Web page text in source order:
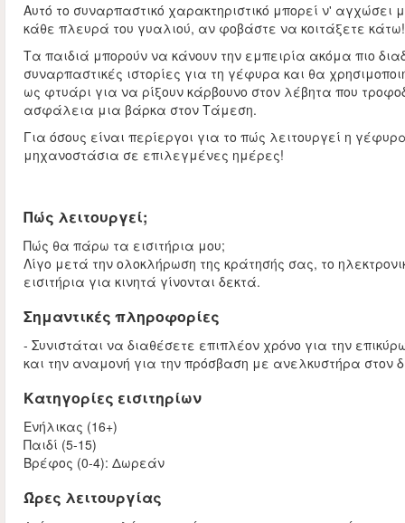
Αυτό το συναρπαστικό χαρακτηριστικό μπορεί ν'
κάθε πλευρά του γυαλιού, αν φοβάστε να κοιτάξετε κάτω!
Τα παιδιά μπορούν να κάνουν την εμπειρία ακόμα πιο
συναρπαστικές ιστορίες για τη γέφυρα και θα
ως φτυάρι για να ρίξουν κάρβουνο στον λέβητα που
ασφάλεια μια βάρκα στον Τάμεση.
Για όσους είναι περίεργοι για το πώς λειτουργεί η
μηχανοστάσια σε επιλεγμένες ημέρες!
Πώς λειτουργεί;
Πώς θα πάρω τα εισιτήρια μου;
Λίγο μετά την ολοκλήρωση της κράτησής σας, το
εισιτήρια για κινητά γίνονται δεκτά.
Σημαντικές πληροφορίες
- Συνιστάται να διαθέσετε επιπλέον χρόνο για την
και την αναμονή για την πρόσβαση με ανελκυστήρα στον
Κατηγορίες εισιτηρίων
Ενήλικας (16+)
Παιδί (5-15)
Βρέφος (0-4): Δωρεάν
Ώρες λειτουργίας